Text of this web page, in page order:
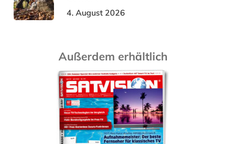
4. August 2026
Außerdem erhältlich